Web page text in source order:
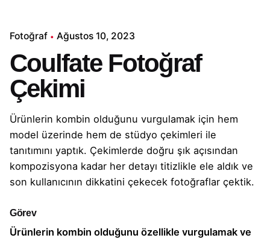
Fotoğraf Ağustos 10, 2023
Coulfate Fotoğraf
Çekimi
Ürünlerin kombin olduğunu vurgulamak için hem
model üzerinde hem de stüdyo çekimleri ile
tanıtımını yaptık. Çekimlerde doğru şık açısından
kompozisyona kadar her detayı titizlikle ele aldık ve
son kullanıcının dikkatini çekecek fotoğraflar çektik.
Görev
Ürünlerin kombin olduğunu özellikle vurgulamak ve